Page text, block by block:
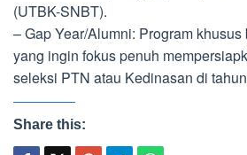
(UTBK-SNBT).
– Gap Year/Alumni: Program
yang ingin fokus penuh
seleksi PTN atau Kedinasan di
Share this: